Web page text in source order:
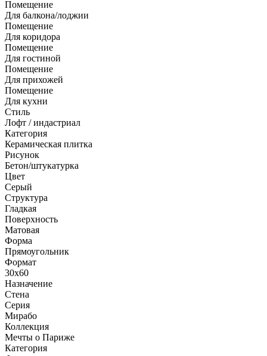
Помещение
Для балкона/лоджии
Помещение
Для коридора
Помещение
Для гостиной
Помещение
Для прихожей
Помещение
Для кухни
Стиль
Лофт / индастриал
Категория
Керамическая плитка
Рисунок
Бетон/штукатурка
Цвет
Серый
Структура
Гладкая
Поверхность
Матовая
Форма
Прямоугольник
Формат
30x60
Назначение
Стена
Серия
Мирабо
Коллекция
Мечты о Париже
Категория